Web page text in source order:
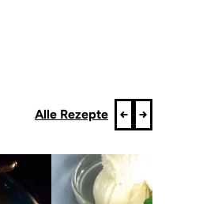
Alle Rezepte